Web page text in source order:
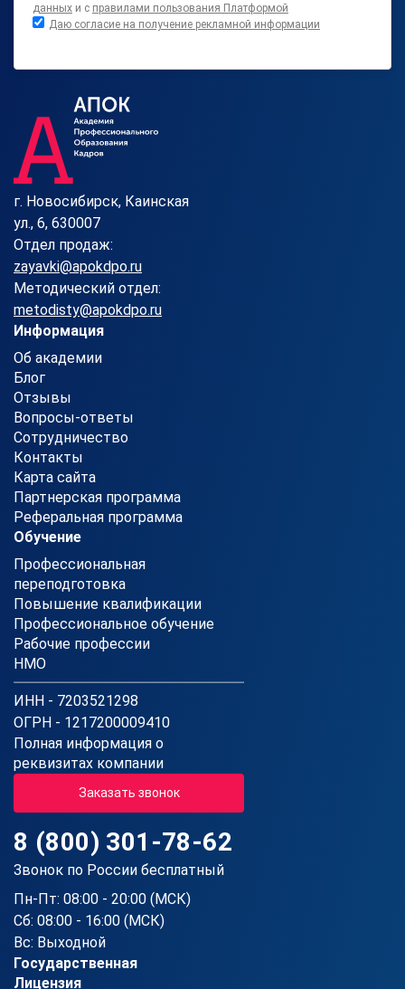
данных и с правилами пользования Платформой
Даю согласие на получение рекламной информации
г. Новосибирск, Каинская
ул., 6, 630007
Отдел продаж:
zayavki@apokdpo.ru
Методический отдел:
metodisty@apokdpo.ru
Информация
Об академии
Блог
Отзывы
Вопросы-ответы
Сотрудничество
Контакты
Карта сайта
Партнерская программа
Реферальная программа
Обучение
Профессиональная
переподготовка
Повышение квалификации
Профессиональное обучение
Рабочие профессии
НМО
ИНН - 7203521298
ОГРН - 1217200009410
Полная информация о
реквизитах компании
Заказать звонок
8 (800) 301-78-62
Звонок по России бесплатный
Пн-Пт: 08:00 - 20:00 (МСК)
Сб: 08:00 - 16:00 (МСК)
Вс: Выходной
Государственная
Лицензия